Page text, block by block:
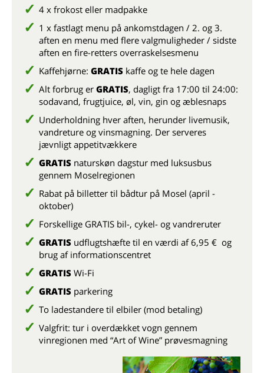
4 x frokost eller madpakke
1 x fastlagt menu på ankomstdagen / 2. og 3.
aften en menu med flere valgmuligheder / sidste
aften en fire-retters overraskelsesmenu
Kaffehjørne: GRATIS kaffe og te hele dagen
Alt forbrug er GRATIS, dagligt fra 17:00 til 24:00:
sodavand, frugtjuice, øl, vin, gin og æblesnaps
Underholdning hver aften, herunder livemusik,
vandreture og vinsmagning. Der serveres
jævnligt appetitvækkere
GRATIS naturskøn dagstur med luksusbus
gennem Moselregionen
Rabat på billetter til bådtur på Mosel (april -
oktober)
Forskellige GRATIS bil-, cykel- og vandreruter
GRATIS udflugtshæfte til en værdi af 6,95 € og
brug af informationscentret
GRATIS Wi-Fi
GRATIS parkering
To ladestandere til elbiler (mod betaling)
Valgfrit: tur i overdækket vogn gennem
vinregionen med “Art of Wine” prøvesmagning